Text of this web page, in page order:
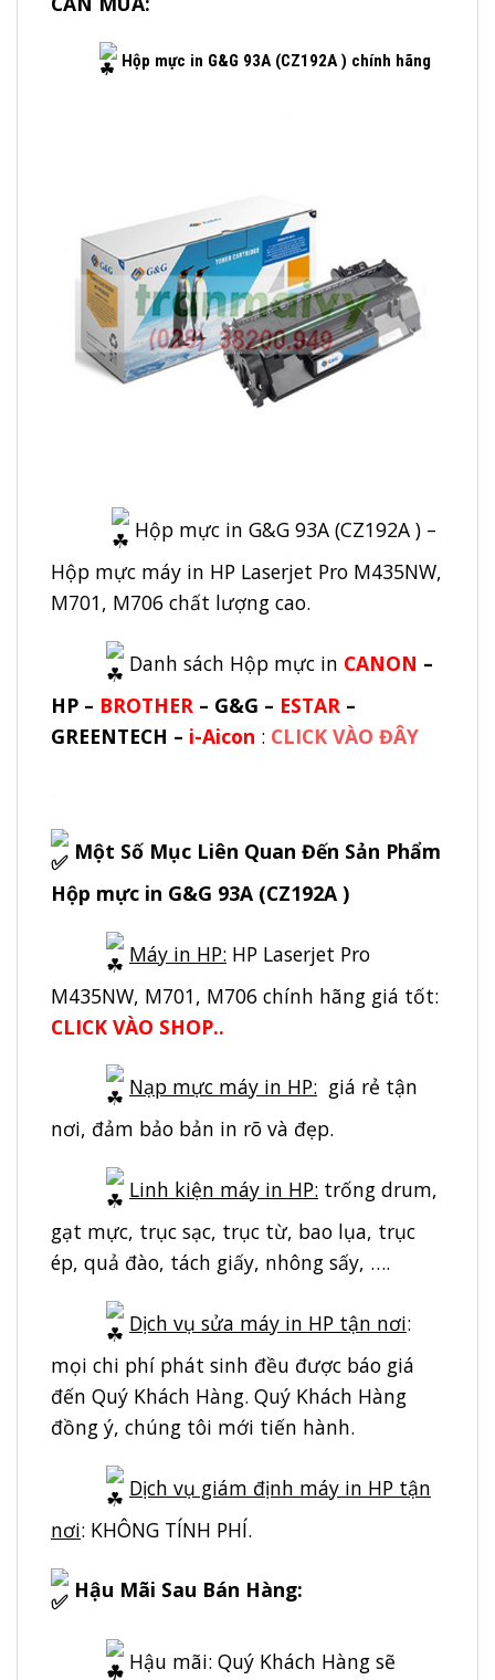
Hộp mực in G&G 93A (CZ192A ) chính hãng
Hộp mực in G&G 93A (CZ192A ) –
Hộp mực máy in HP Laserjet Pro M435NW,
M701, M706 chất lượng cao.
Danh sách Hộp mực in CANON –
HP – BROTHER – G&G – ESTAR –
GREENTECH – i-Aicon : CLICK VÀO ĐÂY
Một Số Mục Liên Quan Đến Sản Phẩm
Hộp mực in G&G 93A (CZ192A )
Máy in HP: HP Laserjet Pro
M435NW, M701, M706 chính hãng giá tốt:
CLICK VÀO SHOP..
Nạp mực máy in HP: giá rẻ tận
nơi, đảm bảo bản in rõ và đẹp.
Linh kiện máy in HP: trống drum,
gạt mực, trục sạc, trục từ, bao lụa, trục
ép, quả đào, tách giấy, nhông sấy, ….
Dịch vụ sửa máy in HP tận nơi:
mọi chi phí phát sinh đều được báo giá
đến Quý Khách Hàng. Quý Khách Hàng
đồng ý, chúng tôi mới tiến hành.
Dịch vụ giám định máy in HP tận
nơi: KHÔNG TÍNH PHÍ.
Hậu Mãi Sau Bán Hàng:
Hậu mãi: Quý Khách Hàng sẽ